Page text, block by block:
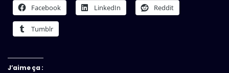
Facebook LinkedIn Reddit
Tumblr
J’aime ça :